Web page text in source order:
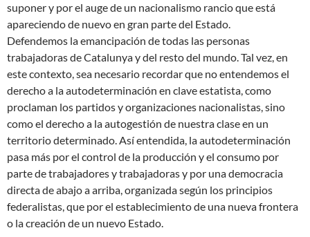
suponer y por el auge de un nacionalismo rancio que está
apareciendo de nuevo en gran parte del Estado.
Defendemos la emancipación de todas las personas
trabajadoras de Catalunya y del resto del mundo. Tal vez, en
este contexto, sea necesario recordar que no entendemos el
derecho a la autodeterminación en clave estatista, como
proclaman los partidos y organizaciones nacionalistas, sino
como el derecho a la autogestión de nuestra clase en un
territorio determinado. Así entendida, la autodeterminación
pasa más por el control de la producción y el consumo por
parte de trabajadores y trabajadoras y por una democracia
directa de abajo a arriba, organizada según los principios
federalistas, que por el establecimiento de una nueva frontera
o la creación de un nuevo Estado.